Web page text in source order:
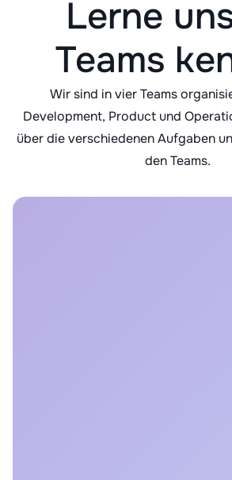
Lerne
Teams
Wir sind in vier Teams
Development, Product und
über die verschiedenen Aufgaben
den Teams.